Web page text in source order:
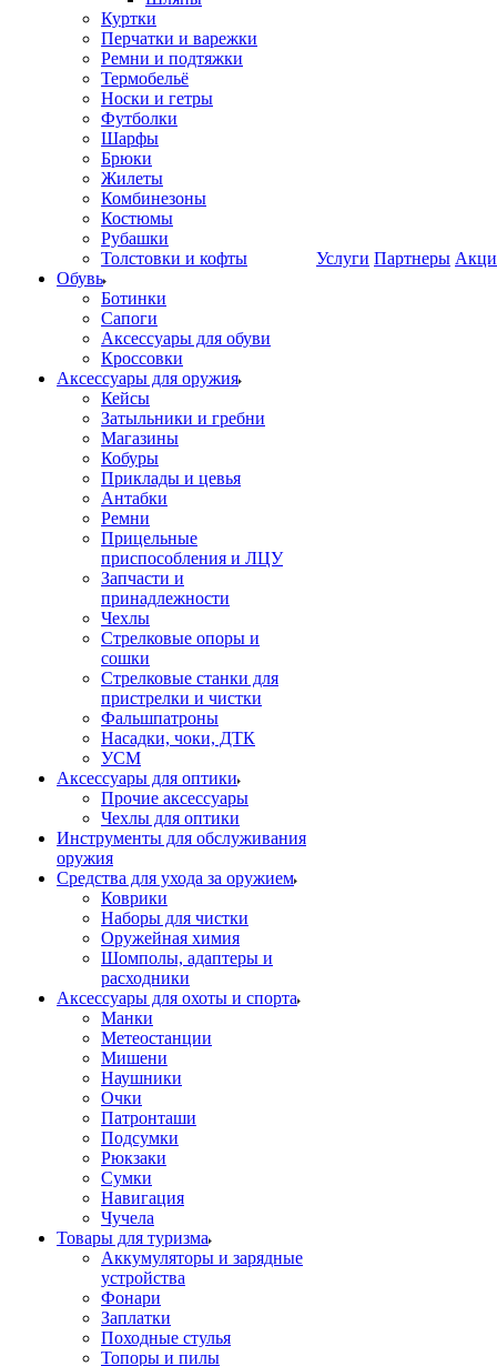
Куртки
Перчатки и варежки
Ремни и подтяжки
Термобельё
Носки и гетры
Футболки
Шарфы
Брюки
Жилеты
Комбинезоны
Костюмы
Рубашки
Толстовки и кофты
Обувь
Ботинки
Сапоги
Аксессуары для обуви
Кроссовки
Аксессуары для оружия
Кейсы
Затыльники и гребни
Магазины
Кобуры
Приклады и цевья
Антабки
Ремни
Прицельные
приспособления и ЛЦУ
Запчасти и
принадлежности
Чехлы
Стрелковые опоры и
сошки
Стрелковые станки для
пристрелки и чистки
Фальшпатроны
Насадки, чоки, ДТК
УСМ
Аксессуары для оптики
Прочие аксессуары
Чехлы для оптики
Инструменты для обслуживания
оружия
Средства для ухода за оружием
Коврики
Наборы для чистки
Оружейная химия
Шомполы, адаптеры и
расходники
Аксессуары для охоты и спорта
Манки
Метеостанции
Мишени
Наушники
Очки
Патронташи
Подсумки
Рюкзаки
Сумки
Навигация
Чучела
Товары для туризма
Аккумуляторы и зарядные
устройства
Фонари
Заплатки
Походные стулья
Топоры и пилы
Услуги Партнеры